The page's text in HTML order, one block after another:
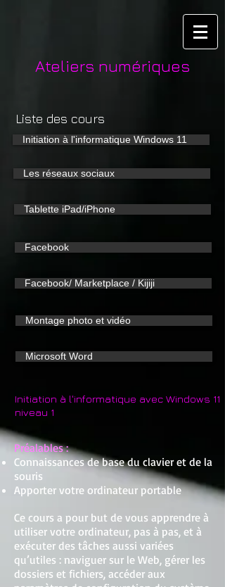
Ateliers numériques
Initiation à l'informatique Windows 11
Les réseaux sociaux
Tablette iPad/iPhone
Facebook
Facebook/ Marketplace / Kijiji
Montage photo et vidéo
Microsoft Word
Préalables :
Connaissances de base du clavier et de la
souris
Apporter votre ordinateur portable
Ce cours a pour but de vous apprendre à
utiliser votre ordinateur, pas à pas, et à
exécuter des tâches aussi variées
qu’utiles : naviguer sur le Web, gérer les
dossiers et fichiers, accéder aux
Liste des cours
Initiation à l'informatique avec Windows 11
niveau 1